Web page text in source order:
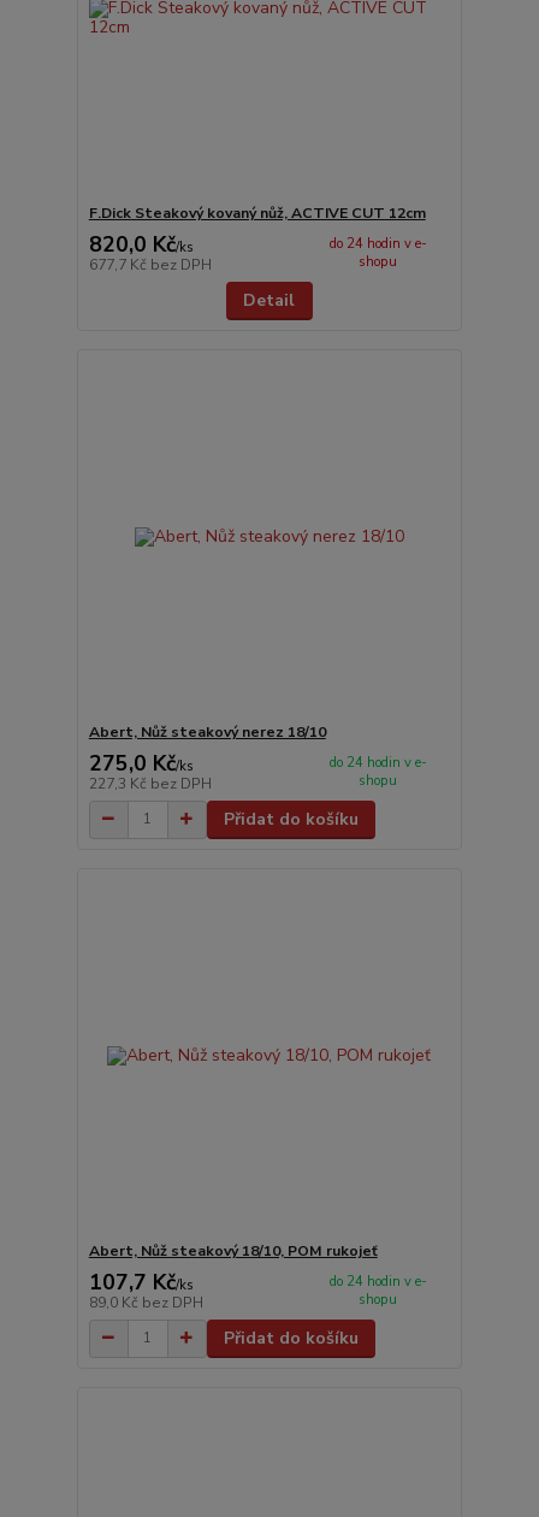
F.Dick Steakový kovaný nůž, ACTIVE CUT 12cm
820,0 Kč/ks
677,7 Kč bez DPH
do 24 hodin v e-
shopu
Detail
Abert, Nůž steakový nerez 18/10
275,0 Kč/ks
227,3 Kč bez DPH
do 24 hodin v e-
shopu
Přidat do košíku
Abert, Nůž steakový 18/10, POM rukojeť
107,7 Kč/ks
89,0 Kč bez DPH
do 24 hodin v e-
shopu
Přidat do košíku